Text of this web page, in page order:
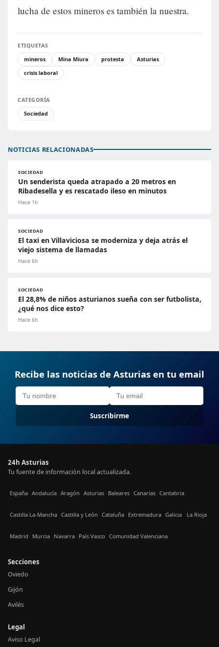
lucha de estos mineros es también la nuestra.
ETIQUETAS
mineros
Mina Miura protesta
Asturias
crisis laboral
CATEGORÍA
Sociedad
NOTICIAS RELACIONADAS
SOCIEDAD
Un senderista queda atrapado a 20 metros en
Ribadesella y es rescatado ileso en minutos
Hace 1h
SOCIEDAD
El taxi en Villaviciosa se moderniza y deja atrás el
viejo sistema de llamadas
Hace 6h
SOCIEDAD
El 28,8% de niños asturianos sueña con ser futbolista,
¿qué nos dice esto?
Hace 6h
Recibe las noticias de Asturias en tu email
Suscribirme
24h Asturias
Tu fuente de información local actualizada.
España Andalucía Aragón Asturias Baleares Canarias Cantabria
Castilla La-Mancha Castilla y León Cataluña Extremadura Galicia La Rioja
Madrid Murcia Navarra País Vasco Comunidad Valenciana
Secciones
Oviedo
Gijón
Avilés
Legal
Aviso Legal